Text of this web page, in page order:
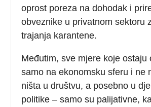
oprost poreza na dohodak i
obveznike u privatnom sektoru
trajanja karantene.
Međutim, sve mjere koje ostaju
samo na ekonomsku sferu i ne
ništa u društvu, a posebno u
politike – samo su palijativne,